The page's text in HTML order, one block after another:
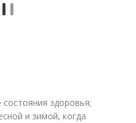
здоровья;
и зимой, когда